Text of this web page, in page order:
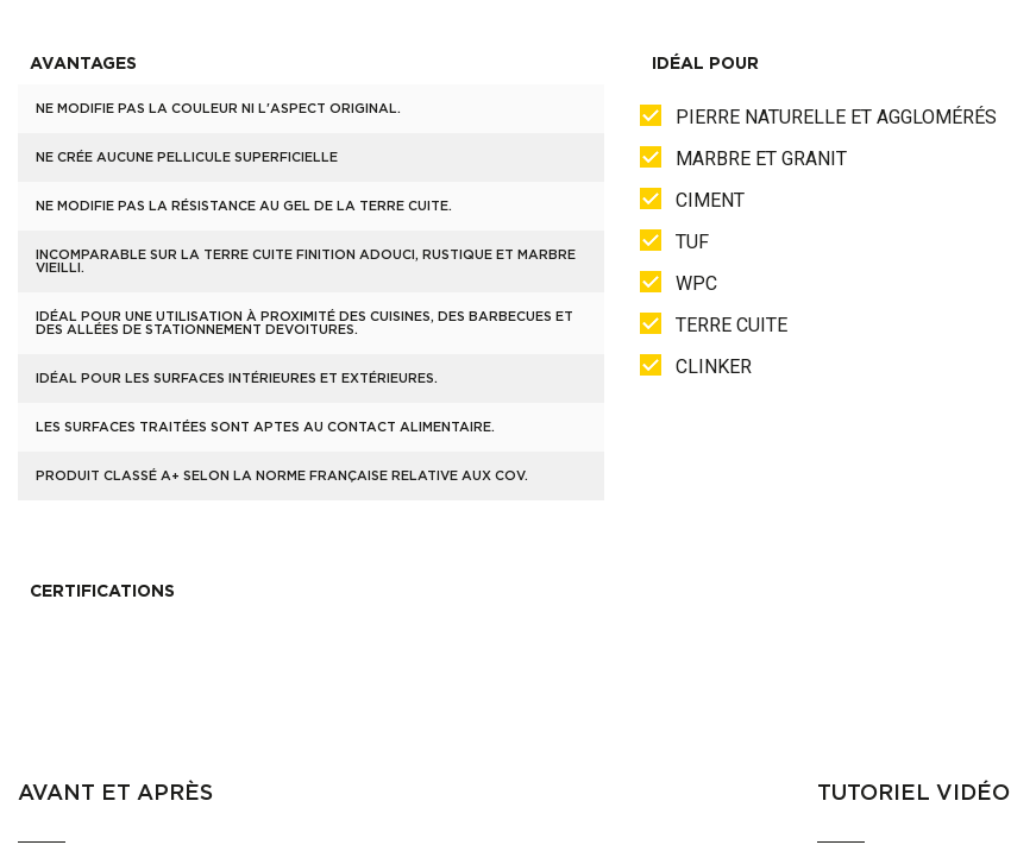
AVANTAGES
NE MODIFIE PAS LA COULEUR NI L'ASPECT ORIGINAL.
NE CRÉE AUCUNE PELLICULE SUPERFICIELLE
NE MODIFIE PAS LA RÉSISTANCE AU GEL DE LA TERRE CUITE.
INCOMPARABLE SUR LA TERRE CUITE FINITION ADOUCI, RUSTIQUE ET MARBRE
VIEILLI.
IDÉAL POUR UNE UTILISATION À PROXIMITÉ DES CUISINES, DES BARBECUES ET
DES ALLÉES DE STATIONNEMENT DEVOITURES.
IDÉAL POUR LES SURFACES INTÉRIEURES ET EXTÉRIEURES.
LES SURFACES TRAITÉES SONT APTES AU CONTACT ALIMENTAIRE.
PRODUIT CLASSÉ A+ SELON LA NORME FRANÇAISE RELATIVE AUX COV.
IDÉAL POUR
PIERRE NATURELLE ET AGGLOMÉRÉS
MARBRE ET GRANIT
CIMENT
TUF
WPC
TERRE CUITE
CLINKER
CERTIFICATIONS
AVANT ET APRÈS TUTORIEL VIDÉO